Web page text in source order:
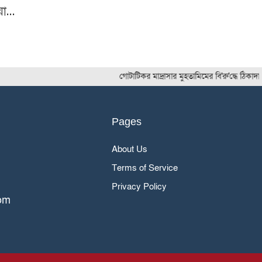
গোটাটিকর মাদ্রাসার মুহতামিমের বি'রু'দ্ধে ঠিকাদারের
Pages
About Us
Terms of Service
Privacy Policy